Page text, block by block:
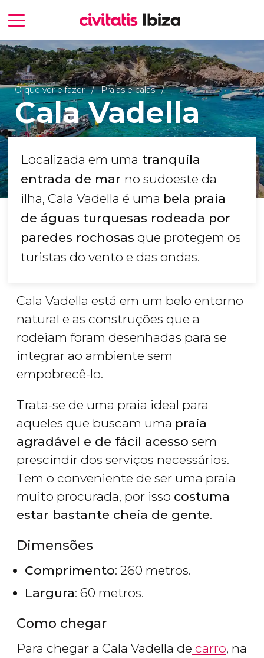
O que ver e fazer Praias e calas
Cala Vadella
Localizada em uma tranquila
entrada de mar no sudoeste da
ilha, Cala Vadella é uma bela praia
de águas turquesas rodeada por
paredes rochosas que protegem os
turistas do vento e das ondas.
Cala Vadella está em um belo entorno
natural e as construções que a
rodeiam foram desenhadas para se
integrar ao ambiente sem
empobrecê-lo.
Trata-se de uma praia ideal para
aqueles que buscam uma praia
agradável e de fácil acesso sem
prescindir dos serviços necessários.
Tem o conveniente de ser uma praia
muito procurada, por isso costuma
estar bastante cheia de gente.
Dimensões
Comprimento: 260 metros.
Largura: 60 metros.
Como chegar
Para chegar a Cala Vadella de carro, na